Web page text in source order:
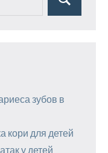
Поиск
зубов в
кори для детей
у детей